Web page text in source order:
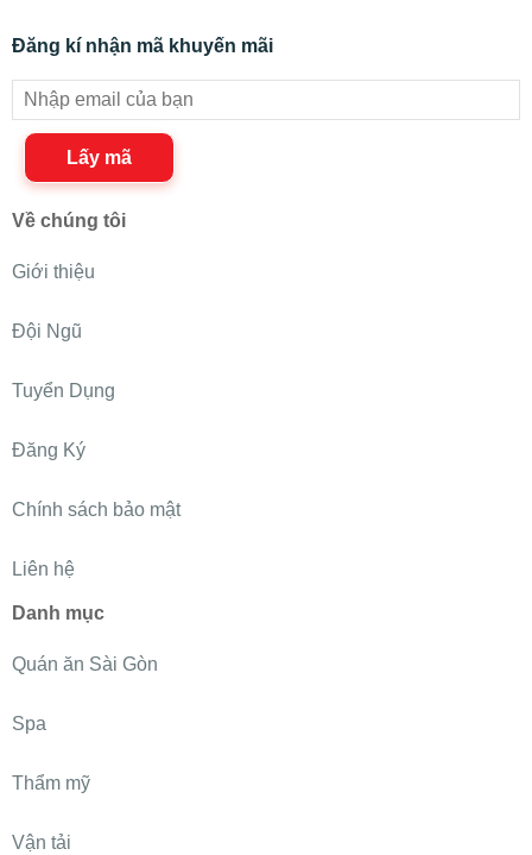
Đăng kí nhận mã khuyến mãi
Lấy mã
Về chúng tôi
Giới thiệu
Đội Ngũ
Tuyển Dụng
Đăng Ký
Chính sách bảo mật
Liên hệ
Danh mục
Quán ăn Sài Gòn
Spa
Thẩm mỹ
Vận tải